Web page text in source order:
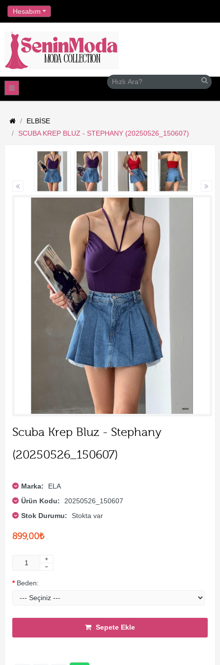
Hesabım
ELBISE
SCUBA KREP BLUZ - STEPHANY (20250526_150607)
Scuba Krep Bluz - Stephany
(20250526_150607)
Marka:
ELA
Ürün Kodu:
20250526_150607
Stok Durumu:
Stokta var
899,00₺
Beden:
Sepete Ekle